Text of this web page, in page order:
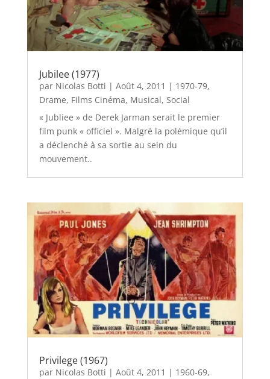
Jubilee (1977)
par Nicolas Botti | Août 4, 2011 | 1970-79,
Drame, Films Cinéma, Musical, Social
« Jubliee » de Derek Jarman serait le premier
film punk « officiel ». Malgré la polémique qu’il
a déclenché à sa sortie au sein du
mouvement..
Privilege (1967)
par Nicolas Botti | Août 4, 2011 | 1960-69,